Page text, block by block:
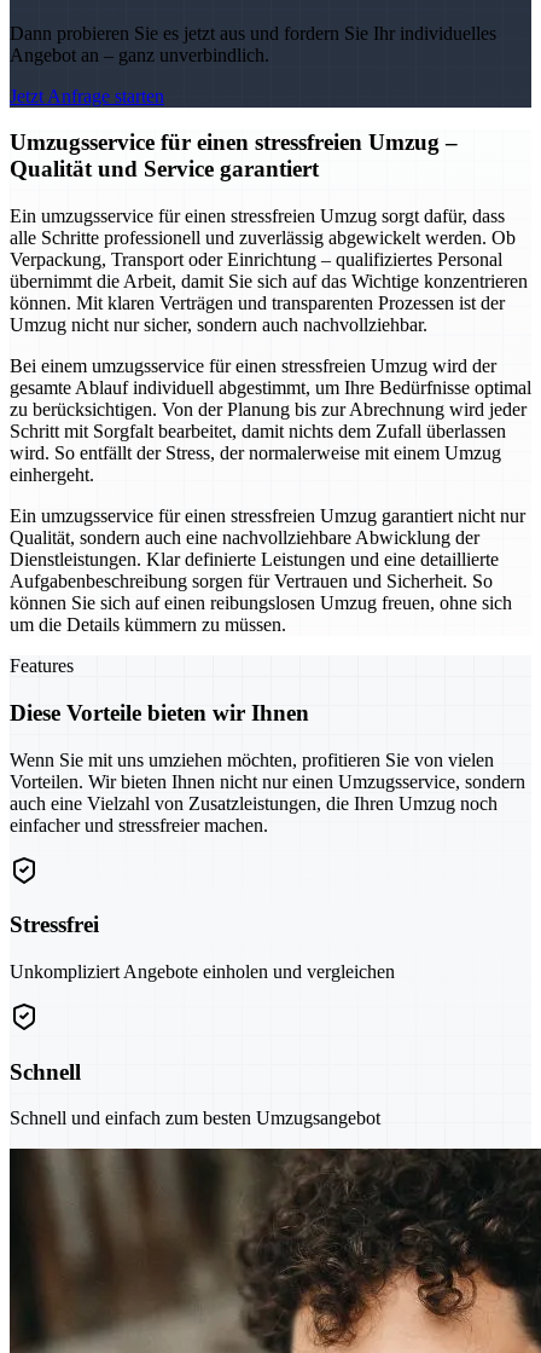
Dann probieren Sie es jetzt aus und fordern Sie Ihr individuelles
Angebot an – ganz unverbindlich.
Jetzt Anfrage starten
Umzugsservice für einen stressfreien Umzug –
Qualität und Service garantiert
Ein umzugsservice für einen stressfreien Umzug sorgt dafür, dass
alle Schritte professionell und zuverlässig abgewickelt werden. Ob
Verpackung, Transport oder Einrichtung – qualifiziertes Personal
übernimmt die Arbeit, damit Sie sich auf das Wichtige konzentrieren
können. Mit klaren Verträgen und transparenten Prozessen ist der
Umzug nicht nur sicher, sondern auch nachvollziehbar.
Bei einem umzugsservice für einen stressfreien Umzug wird der
gesamte Ablauf individuell abgestimmt, um Ihre Bedürfnisse optimal
zu berücksichtigen. Von der Planung bis zur Abrechnung wird jeder
Schritt mit Sorgfalt bearbeitet, damit nichts dem Zufall überlassen
wird. So entfällt der Stress, der normalerweise mit einem Umzug
einhergeht.
Ein umzugsservice für einen stressfreien Umzug garantiert nicht nur
Qualität, sondern auch eine nachvollziehbare Abwicklung der
Dienstleistungen. Klar definierte Leistungen und eine detaillierte
Aufgabenbeschreibung sorgen für Vertrauen und Sicherheit. So
können Sie sich auf einen reibungslosen Umzug freuen, ohne sich
um die Details kümmern zu müssen.
Features
Diese Vorteile bieten wir Ihnen
Wenn Sie mit uns umziehen möchten, profitieren Sie von vielen
Vorteilen. Wir bieten Ihnen nicht nur einen Umzugsservice, sondern
auch eine Vielzahl von Zusatzleistungen, die Ihren Umzug noch
einfacher und stressfreier machen.
Stressfrei
Unkompliziert Angebote einholen und vergleichen
Schnell
Schnell und einfach zum besten Umzugsangebot